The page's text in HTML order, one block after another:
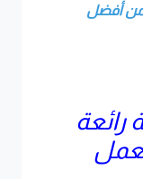
من أفضل